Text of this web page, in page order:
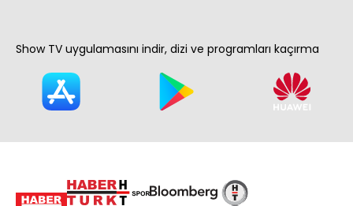
Show TV uygulamasını indir, dizi ve programları kaçırma